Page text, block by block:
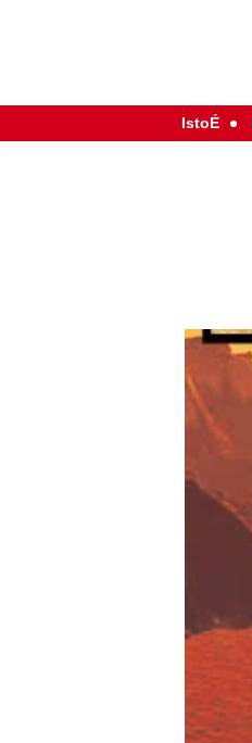
IstoÉ